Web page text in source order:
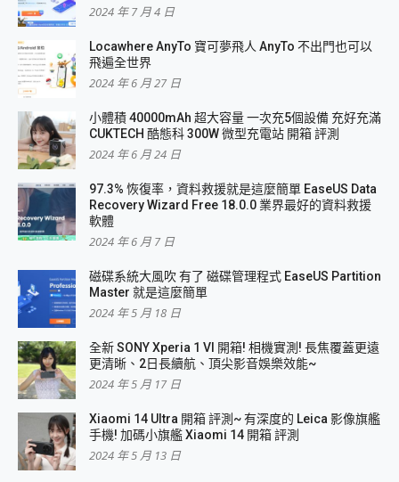
2024 年 7 月 4 日
Locawhere AnyTo 寶可夢飛人 AnyTo 不出門也可以
飛遍全世界
2024 年 6 月 27 日
小體積 40000mAh 超大容量 一次充5個設備 充好充滿
CUKTECH 酷態科 300W 微型充電站 開箱 評測
2024 年 6 月 24 日
97.3% 恢復率，資料救援就是這麼簡單 EaseUS Data
Recovery Wizard Free 18.0.0 業界最好的資料救援
軟體
2024 年 6 月 7 日
磁碟系統大風吹 有了 磁碟管理程式 EaseUS Partition
Master 就是這麼簡單
2024 年 5 月 18 日
全新 SONY Xperia 1 VI 開箱! 相機實測! 長焦覆蓋更遠
更清晰、2日長續航、頂尖影音娛樂效能~
2024 年 5 月 17 日
Xiaomi 14 Ultra 開箱 評測~ 有深度的 Leica 影像旗艦
手機! 加碼小旗艦 Xiaomi 14 開箱 評測
2024 年 5 月 13 日